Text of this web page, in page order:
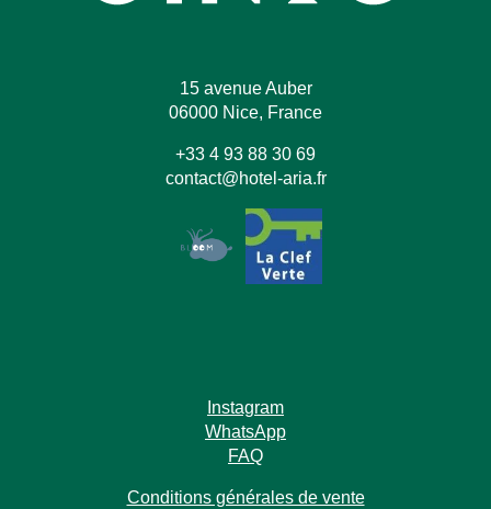
Instagram
WhatsApp
FAQ
Conditions générales de vente
15 avenue Auber
06000 Nice, France
+33 4 93 88 30 69
contact@hotel-aria.fr